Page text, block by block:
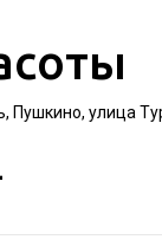
Пушкино, улица